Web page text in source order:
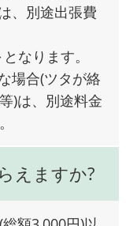
、別途出張費
なります。
場合(ツタが絡
)は、別途料金
えますか?